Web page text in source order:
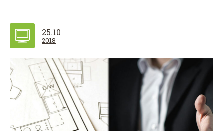
25.10
2018